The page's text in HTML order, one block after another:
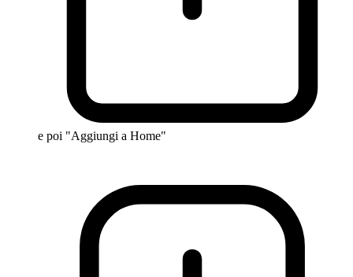
e poi "Aggiungi a Home"